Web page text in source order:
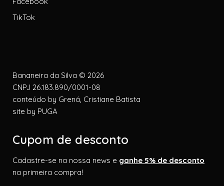
TikTok
Bananeira da Silva © 2026
CNPJ 26.183.890/0001-08
conteúdo by Grená, Cristiane Batista
site by PUGA
Cupom de desconto
Cadastre-se na nossa news e ganhe 5% de desconto
na primeira compra!